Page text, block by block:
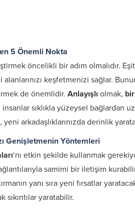
5 Önemli Nokta
öncelikli bir adım olmalıdır.
keşfetmenizi sağlar.
de önemlidir. Anlayışlı olmak,
sıklıkla yüzeysel bağlardan
arkadaşlıklarınızda derinlik
Genişletmenin Yöntemleri
‘nı etkin şekilde kullanmak
samimi bir iletişim
yanı sıra yeni fırsatlar
sıkıntılar yaratabilir.